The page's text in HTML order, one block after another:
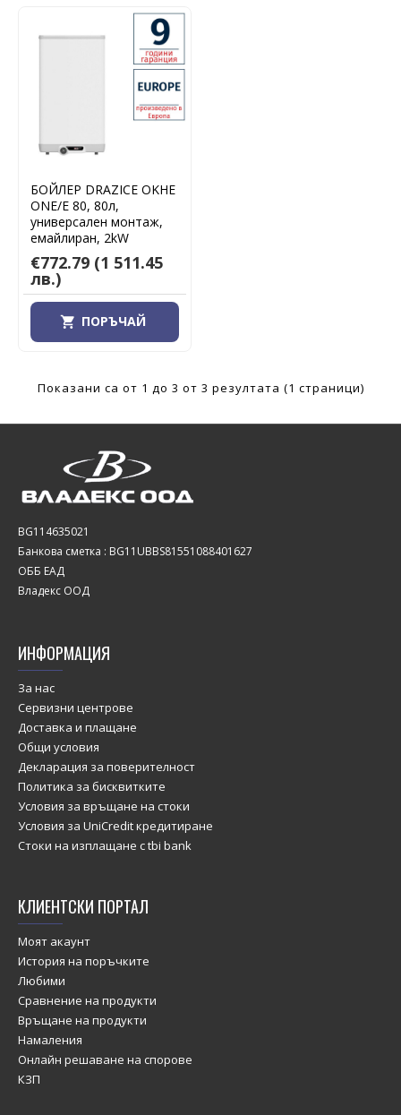
БОЙЛЕР DRAZICE OKHE
ONE/E 80, 80л,
универсален монтаж,
емайлиран, 2kW
€772.79 (1 511.45
лв.)
ПОРЪЧАЙ
Показани са от 1 до 3 от 3 резултата (1 страници)
BG114635021
Банкова сметка : BG11UBBS81551088401627
ОББ ЕАД
Владекс ООД
ИНФОРМАЦИЯ
За нас
Сервизни центрове
Доставка и плащане
Общи условия
Декларация за поверителност
Политика за бисквитките
Условия за връщане на стоки
Условия за UniCredit кредитиране
Стоки на изплащане с tbi bank
КЛИЕНТСКИ ПОРТАЛ
Моят акаунт
История на поръчките
Любими
Сравнение на продукти
Връщане на продукти
Намаления
Онлайн решаване на спорове
КЗП